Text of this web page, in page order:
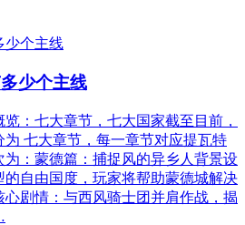
少个主线
：七大章节，七大国家截至目前，
为 七大章节，每一章节对应提瓦特
：蒙德篇：捕捉风的异乡人背景设
自由国度，玩家将帮助蒙德城解决
心剧情：与西风骑士团并肩作战，揭